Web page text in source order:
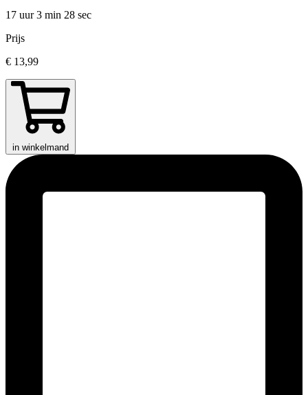
17 uur 3 min 28 sec
Prijs
€ 13,99
in winkelmand